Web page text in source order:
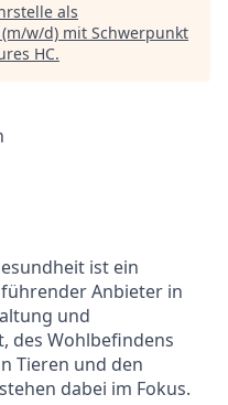
als
w/d) mit Schwerpunkt
HC.
ist ein
Anbieter in
und
des Wohlbefindens
Tieren und den
dabei im Fokus.